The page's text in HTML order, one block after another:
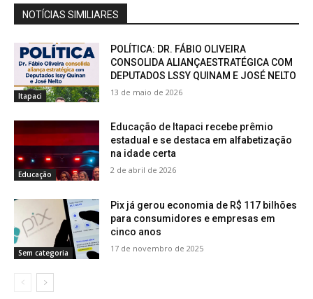
NOTÍCIAS SIMILIARES
Itapaci
POLÍTICA: DR. FÁBIO OLIVEIRA
CONSOLIDA ALIANÇAESTRATÉGICA COM
DEPUTADOS LSSY QUINAM E JOSÉ NELTO
13 de maio de 2026
Educação
Educação de Itapaci recebe prêmio
estadual e se destaca em alfabetização
na idade certa
2 de abril de 2026
Sem categoria
Pix já gerou economia de R$ 117 bilhões
para consumidores e empresas em
cinco anos
17 de novembro de 2025